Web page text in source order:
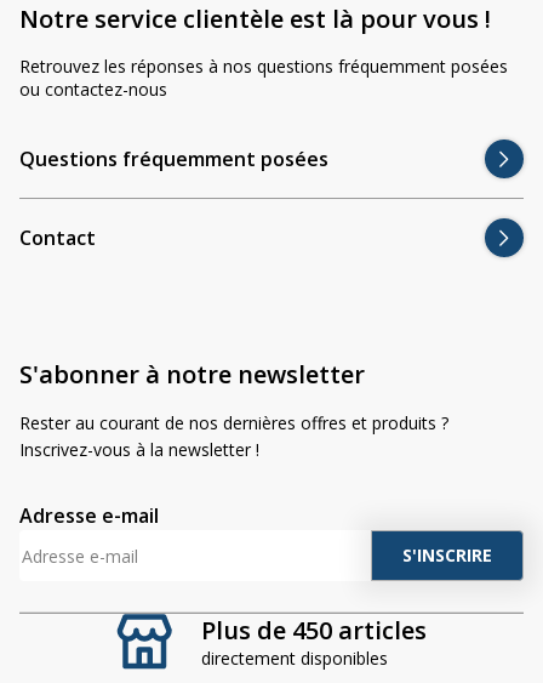
Plus de 450 articles
directement disponibles
Notre service clientèle est là pour vous !
Retrouvez les réponses à nos questions fréquemment posées
ou contactez-nous
Questions fréquemment posées
Contact
S'abonner à notre newsletter
Rester au courant de nos dernières offres et produits ?
Inscrivez-vous à la newsletter !
Adresse e-mail
A
t